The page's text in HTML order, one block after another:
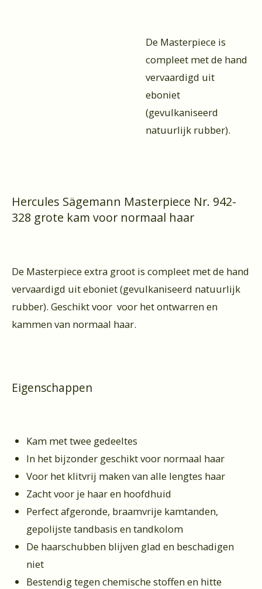
De Masterpiece is
compleet met de hand
vervaardigd uit
eboniet
(gevulkaniseerd
natuurlijk rubber).
Hercules Sägemann Masterpiece Nr. 942-
328 grote kam voor normaal haar
De Masterpiece extra groot is compleet met de hand
vervaardigd uit eboniet (gevulkaniseerd natuurlijk
rubber). Geschikt voor voor het ontwarren en
kammen van normaal haar.
Eigenschappen
Kam met twee gedeeltes
In het bijzonder geschikt voor normaal haar
Voor het klitvrij maken van alle lengtes haar
Zacht voor je haar en hoofdhuid
Perfect afgeronde, braamvrije kamtanden,
gepolijste tandbasis en tandkolom
De haarschubben blijven glad en beschadigen
niet
Bestendig tegen chemische stoffen en hitte